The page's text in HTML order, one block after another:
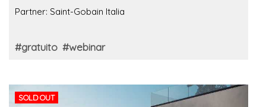
Partner: Saint-Gobain Italia
#gratuito #webinar
SOLD OUT